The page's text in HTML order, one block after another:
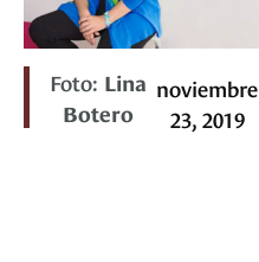
Foto: Lina
Botero
noviembre
23, 2019